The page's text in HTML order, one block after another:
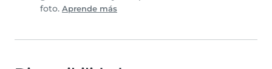
foto. Aprende más